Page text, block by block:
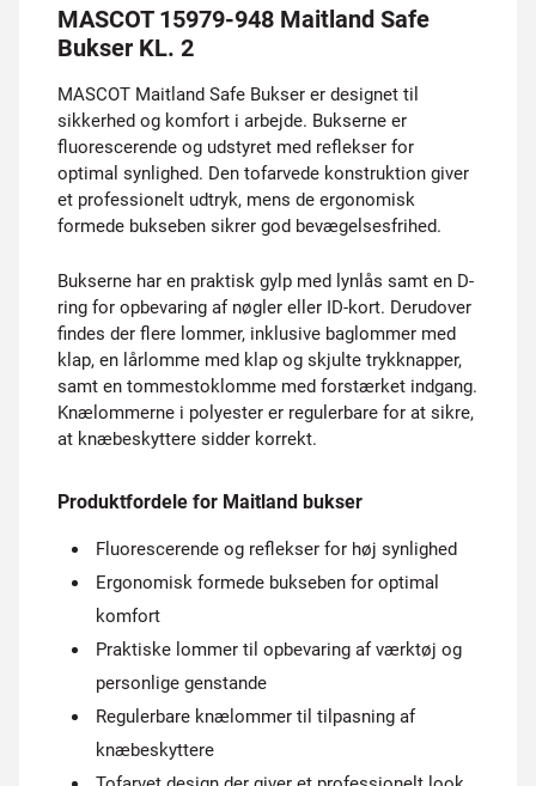
MASCOT 15979-948 Maitland Safe
Bukser KL. 2
MASCOT Maitland Safe Bukser er designet til
sikkerhed og komfort i arbejde. Bukserne er
fluorescerende og udstyret med reflekser for
optimal synlighed. Den tofarvede konstruktion giver
et professionelt udtryk, mens de ergonomisk
formede bukseben sikrer god bevægelsesfrihed.
Bukserne har en praktisk gylp med lynlås samt en D-
ring for opbevaring af nøgler eller ID-kort. Derudover
findes der flere lommer, inklusive baglommer med
klap, en lårlomme med klap og skjulte trykknapper,
samt en tommestoklomme med forstærket indgang.
Knælommerne i polyester er regulerbare for at sikre,
at knæbeskyttere sidder korrekt.
Produktfordele for Maitland bukser
Fluorescerende og reflekser for høj synlighed
Ergonomisk formede bukseben for optimal
komfort
Praktiske lommer til opbevaring af værktøj og
personlige genstande
Regulerbare knælommer til tilpasning af
knæbeskyttere